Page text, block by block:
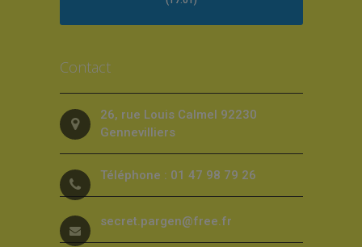
Contact
26, rue Louis Calmel 92230
Gennevilliers
Téléphone : 01 47 98 79 26
secret.pargen@free.fr